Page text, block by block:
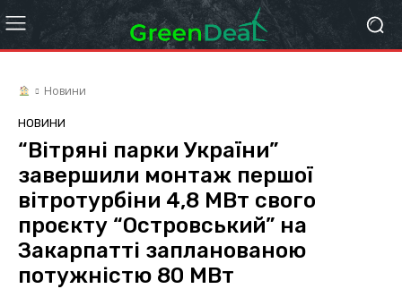
Новини
НОВИНИ
“Вітряні парки України”
завершили монтаж першої
вітротурбіни 4,8 МВт свого
проєкту “Островський” на
Закарпатті запланованою
потужністю 80 МВт